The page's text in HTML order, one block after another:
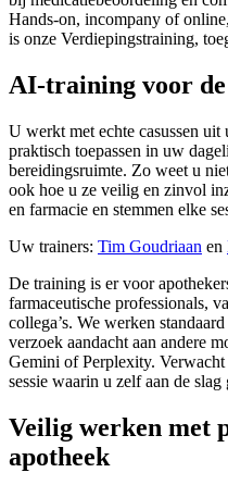
Hands-on, incompany of
is onze Verdiepingstraining,
AI-training voor
U werkt met echte casussen
praktisch toepassen in uw
bereidingsruimte. Zo weet u
ook hoe u ze veilig en zinvol
en farmacie en stemmen elke
Uw trainers: Tim Goudriaan en
De training is er voor
farmaceutische professionals,
collega’s. We werken
verzoek aandacht aan andere
Gemini of Perplexity. Verwacht
sessie waarin u zelf aan de slag
Veilig werken met
apotheek